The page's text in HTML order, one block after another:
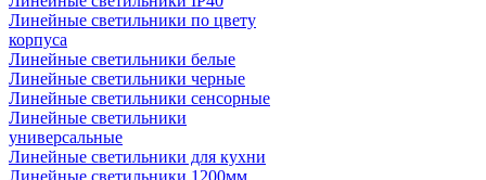
Линейные светильники по цвету
корпуса
Линейные светильники белые
Линейные светильники черные
Линейные светильники сенсорные
Линейные светильники
универсальные
Линейные светильники для кухни
Линейные светильники 1200мм